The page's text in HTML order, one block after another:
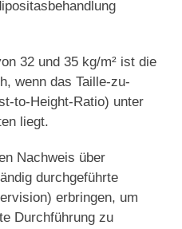
32 und 35 kg/m² ist die
wenn das Taille-zu-
to-Height-Ratio) unter
liegt.
Nachweis über
durchgeführte
erbringen, um
Durchführung zu